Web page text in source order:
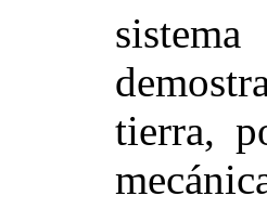
tierra,